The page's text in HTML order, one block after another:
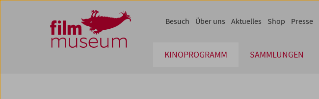
Zum Inhalt
Zum Hauptmenü
Zur Servicenavigation
Zum Suche
KINOPROGRAMM SAMMLUNGEN
Besuch Über uns Aktuelles Shop Presse